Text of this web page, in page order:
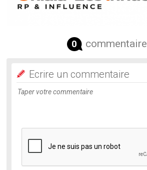
0 commentaire
Ecrire un commentaire